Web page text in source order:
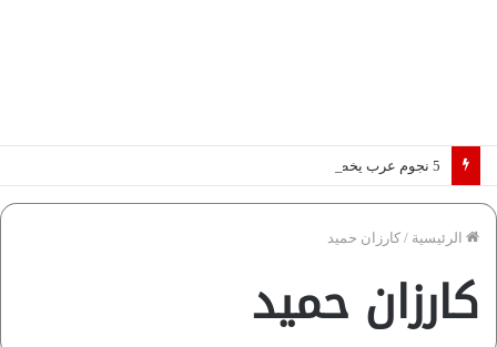
الرئيسية / كارزان حميد
كارزان حميد